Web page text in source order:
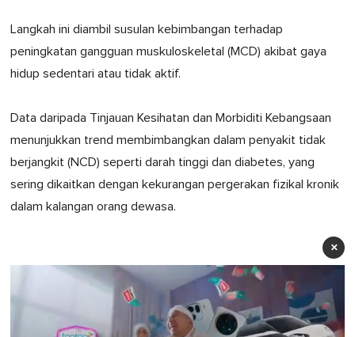
Langkah ini diambil susulan kebimbangan terhadap
peningkatan gangguan muskuloskeletal (MCD) akibat gaya
hidup sedentari atau tidak aktif.
Data daripada Tinjauan Kesihatan dan Morbiditi Kebangsaan
menunjukkan trend membimbangkan dalam penyakit tidak
berjangkit (NCD) seperti darah tinggi dan diabetes, yang
sering dikaitkan dengan kekurangan pergerakan fizikal kronik
dalam kalangan orang dewasa.
×